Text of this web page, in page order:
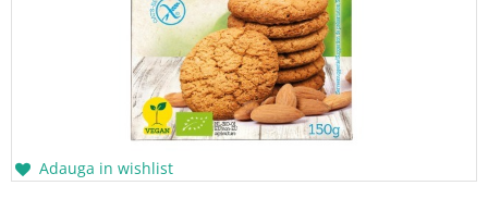
Adauga in wishlist